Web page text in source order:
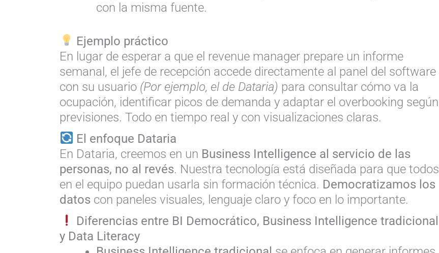
con la misma fuente.
Ejemplo práctico
En lugar de esperar a que el revenue manager prepare un informe
semanal, el jefe de recepción accede directamente al panel del software
con su usuario (Por ejemplo, el de Dataria) para consultar cómo va la
ocupación, identificar picos de demanda y adaptar el overbooking según
previsiones. Todo en tiempo real y con visualizaciones claras.
El enfoque Dataria
En Dataria, creemos en un Business Intelligence al servicio de las
personas, no al revés. Nuestra tecnología está diseñada para que todos
en el equipo puedan usarla sin formación técnica. Democratizamos los
datos con paneles visuales, lenguaje claro y foco en lo importante.
Diferencias entre BI Democrático, Business Intelligence tradicional
y Data Literacy